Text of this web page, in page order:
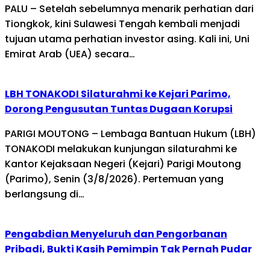
PALU – Setelah sebelumnya menarik perhatian dari
Tiongkok, kini Sulawesi Tengah kembali menjadi
tujuan utama perhatian investor asing. Kali ini, Uni
Emirat Arab (UEA) secara…
LBH TONAKODI Silaturahmi ke Kejari Parimo,
Dorong Pengusutan Tuntas Dugaan Korupsi
PARIGI MOUTONG – Lembaga Bantuan Hukum (LBH)
TONAKODI melakukan kunjungan silaturahmi ke
Kantor Kejaksaan Negeri (Kejari) Parigi Moutong
(Parimo), Senin (3/8/2026). Pertemuan yang
berlangsung di…
Pengabdian Menyeluruh dan Pengorbanan
Pribadi, Bukti Kasih Pemimpin Tak Pernah Pudar